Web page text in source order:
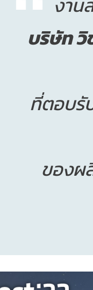
บริษัท
ที่ตอบรั
ของผ